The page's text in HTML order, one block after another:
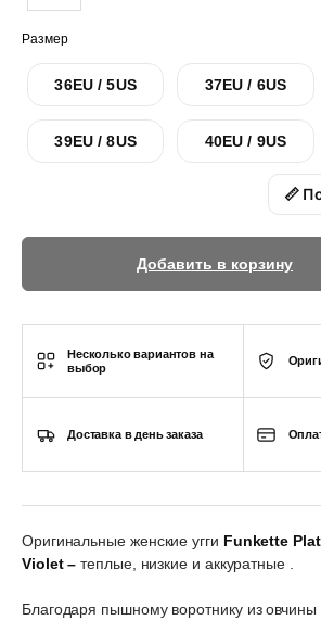
Размер
36EU / 5US 37EU / 6US
39EU / 8US 40EU / 9US
📏
Добавить в корзину
Несколько вариантов на
выбор
Доставка в день заказа
Оригинальные женские угги Funkette
Violet – теплые, низкие и аккуратные .
Благодаря пышному воротнику из овчины